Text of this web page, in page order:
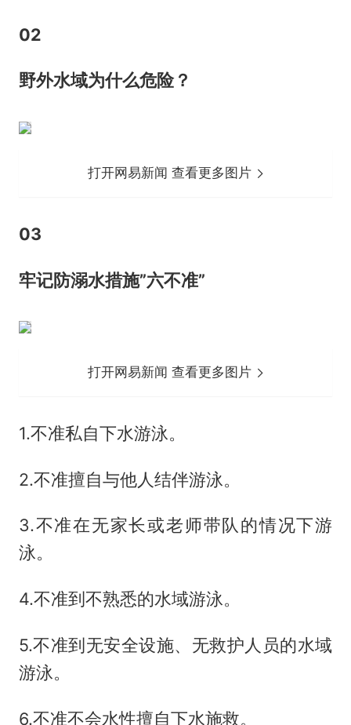
02
野外水域为什么危险？
打开网易新闻 查看更多图片
03
牢记防溺水措施”六不准”
打开网易新闻 查看更多图片
1.不准私自下水游泳。
2.不准擅自与他人结伴游泳。
3.不准在无家长或老师带队的情况下游
泳。
4.不准到不熟悉的水域游泳。
5.不准到无安全设施、无救护人员的水域
游泳。
6.不准不会水性擅自下水施救。